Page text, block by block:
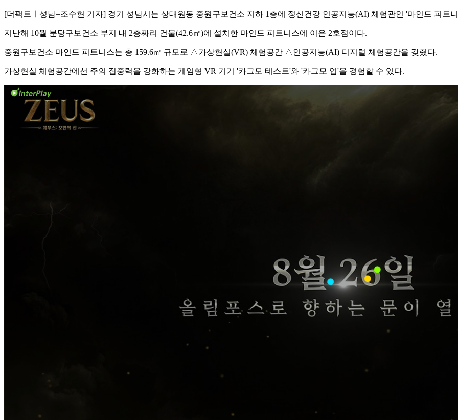
[더팩트ㅣ성남=조수현 기자] 경기 성남시는 상대원동 중원구보건소 지하 1층에 정신건강 인공지능(AI) 체험관인 '마인드 피트
지난해 10월 분당구보건소 부지 내 2층짜리 건물(42.6㎡)에 설치한 마인드 피트니스에 이은 2호점이다.
중원구보건소 마인드 피트니스는 총 159.6㎡ 규모로 △가상현실(VR) 체험공간 △인공지능(AI) 디지털 체험공간을 갖췄다.
가상현실 체험공간에선 주의 집중력을 강화하는 게임형 VR 기기 '카그모 테스트'와 '카그모 업'을 경험할 수 있다.